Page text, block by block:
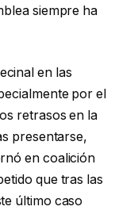
siempre ha
en las
por el
retrasos en la
presentarse,
en coalición
que tras las
último caso